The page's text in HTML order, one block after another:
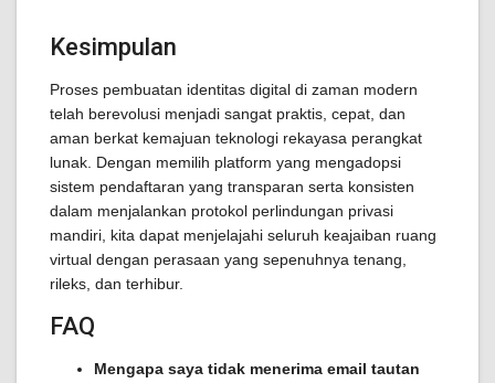
Kesimpulan
Proses pembuatan identitas digital di zaman modern
telah berevolusi menjadi sangat praktis, cepat, dan
aman berkat kemajuan teknologi rekayasa perangkat
lunak. Dengan memilih platform yang mengadopsi
sistem pendaftaran yang transparan serta konsisten
dalam menjalankan protokol perlindungan privasi
mandiri, kita dapat menjelajahi seluruh keajaiban ruang
virtual dengan perasaan yang sepenuhnya tenang,
rileks, dan terhibur.
FAQ
Mengapa saya tidak menerima email tautan